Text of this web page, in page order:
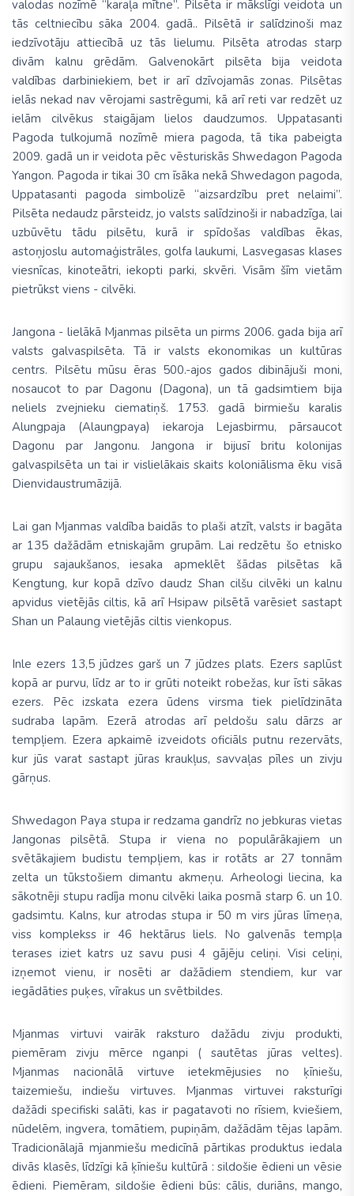
valodas nozīmē “karaļa mītne”. Pilsēta ir mākslīgi veidota un
tās celtniecību sāka 2004. gadā.. Pilsētā ir salīdzinoši maz
iedzīvotāju attiecībā uz tās lielumu. Pilsēta atrodas starp
divām kalnu grēdām. Galvenokārt pilsēta bija veidota
valdības darbiniekiem, bet ir arī dzīvojamās zonas. Pilsētas
ielās nekad nav vērojami sastrēgumi, kā arī reti var redzēt uz
ielām cilvēkus staigājam lielos daudzumos. Uppatasanti
Pagodatulkojumā nozīmē miera pagoda,tā tika pabeigta
2009. gadā un ir veidota pēc vēsturiskās Shwedagon Pagoda
Yangon. Pagoda ir tikai 30 cm īsāka nekā Shwedagon pagoda,
Uppatasanti pagoda simbolizē “aizsardzību pret nelaimi”.
Pilsēta nedaudz pārsteidz, jo valsts salīdzinoši ir nabadzīga, lai
uzbūvētu tādu pilsētu, kurā ir spīdošas valdības ēkas,
astoņjoslu automaģistrāles, golfa laukumi, Lasvegasas klases
viesnīcas, kinoteātri, iekopti parki, skvēri. Visām šīm vietām
pietrūkst viens - cilvēki.
Jangona - lielākā Mjanmas pilsēta un pirms 2006. gada bija arī
valsts galvaspilsēta. Tā ir valsts ekonomikas un kultūras
centrs. Pilsētu mūsu ēras 500.-ajos gados dibinājuši moni,
nosaucot to par Dagonu (Dagona), un tā gadsimtiem bija
neliels zvejnieku ciematiņš. 1753. gadā birmiešu karalis
Alungpaja (Alaungpaya) iekaroja Lejasbirmu, pārsaucot
Dagonu par Jangonu. Jangona ir bijusī britu kolonijas
galvaspilsēta un tai ir vislielākais skaits koloniālisma ēku visā
Dienvidaustrumāzijā.
Lai gan Mjanmas valdība baidās to plaši atzīt, valsts ir bagāta
ar 135 dažādām etniskajām grupām. Lai redzētu šo etnisko
grupu sajaukšanos, iesaka apmeklēt šādas pilsētas kā
Kengtung, kur kopā dzīvo daudz Shan cilšu cilvēki un kalnu
apvidus vietējās ciltis, kā arī Hsipaw pilsētā varēsiet sastapt
Shan un Palaung vietējās ciltis vienkopus.
Inle ezers 13,5 jūdzes garš un 7 jūdzes plats. Ezers saplūst
kopā ar purvu, līdz ar to ir grūti noteikt robežas, kur īsti sākas
ezers. Pēc izskata ezera ūdens virsma tiek pielīdzināta
sudraba lapām. Ezerā atrodas arī peldošu salu dārzs ar
tempļiem. Ezera apkaimē izveidots oficiāls putnu rezervāts,
kur jūs varat sastapt jūras kraukļus, savvaļas pīles un zivju
gārņus.
Shwedagon Paya stupa ir redzama gandrīz no jebkuras vietas
Jangonas pilsētā. Stupa ir viena no populārākajiem un
svētākajiem budistu tempļiem, kas ir rotāts ar 27 tonnām
zelta un tūkstošiem dimantu akmeņu. Arheologi liecina, ka
sākotnēji stupu radīja monu cilvēki laika posmā starp 6. un 10.
gadsimtu. Kalns, kur atrodas stupa ir 50 m virs jūras līmeņa,
viss komplekss ir 46 hektārus liels. No galvenās tempļa
terases iziet katrs uz savu pusi 4 gājēju celiņi. Visi celiņi,
izņemot vienu, ir nosēti ar dažādiem stendiem, kur var
iegādāties puķes, vīrakus un svētbildes.
Mjanmas virtuvi vairāk raksturo dažādu zivju produkti,
piemēram zivju mērce nganpi ( sautētas jūras veltes).
Mjanmas nacionālā virtuve ietekmējusies no ķīniešu,
taizemiešu, indiešu virtuves. Mjanmas virtuvei raksturīgi
dažādi specifiski salāti, kas ir pagatavoti no rīsiem, kviešiem,
nūdelēm, ingvera, tomātiem, pupiņām, dažādām tējas lapām.
Tradicionālajā mjanmiešu medicīnā pārtikas produktus iedala
divās klasēs, līdzīgi kā ķīniešu kultūrā : sildošie ēdieni un vēsie
ēdieni. Piemēram, sildošie ēdieni būs: cālis, duriāns, mango,